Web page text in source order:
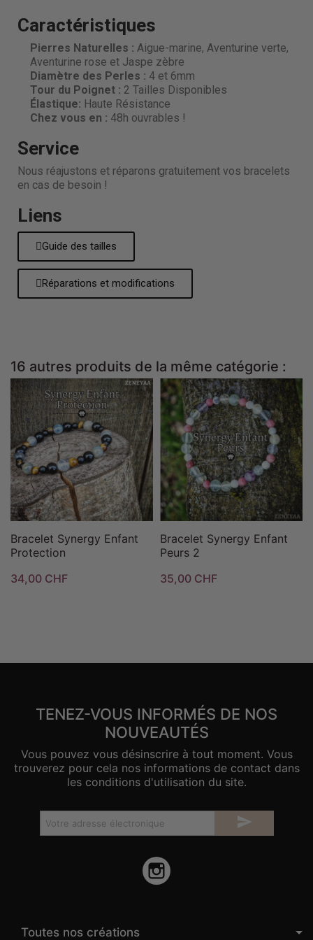
Caractéristiques
Pierres Naturelles : Aigue-marine, Aventurine verte,
Aventurine rose et Jaspe zèbre
Diamètre des Perles : 4 et 6mm
Tour du Poignet : 2 Tailles Disponibles
Élastique: Haute Résistance
Chez vous en : 48h ouvrables !
Service
Nous réajustons et réparons gratuitement vos bracelets
en cas de besoin !
Liens
Guide des tailles
Réparations et modifications
16 autres produits de la même catégorie :
Bracelet Synergy Enfant
Protection
34,00 CHF
Bracelet Synergy Enfant
Peurs 2
35,00 CHF
TENEZ-VOUS INFORMÉS DE NOS
NOUVEAUTÉS
Vous pouvez vous désinscrire à tout moment. Vous
trouverez pour cela nos informations de contact dans
les conditions d'utilisation du site.

Toutes nos créations